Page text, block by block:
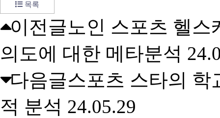
목록
이전글노인 스포츠 헬스
의도에 대한 메타분석
다음글스포츠 스타의 학
적 분석 24.05.29